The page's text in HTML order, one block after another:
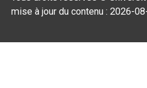
mise à jour du contenu :2026-